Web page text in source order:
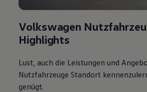
Volkswagen
Highlights
Lust, auch die Leistungen und
Nutzfahrzeuge Standort
genügt.